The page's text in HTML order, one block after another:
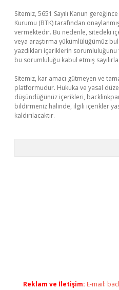
Sitemiz, 5651 Sayılı Kanun
Kurumu (BTK) tarafından
vermektedir. Bu nedenle, sitedeki
veya araştırma yükümlülüğümüz
yazdıkları içeriklerin
bu sorumluluğu kabul etmiş
Sitemiz, kar amacı gütmeyen ve
platformudur. Hukuka ve yasal
düşündüğünüz içerikleri,
bildirmeniz halinde, ilgili içerikler
kaldırılacaktır.
Reklam ve İletişim: E-mail: